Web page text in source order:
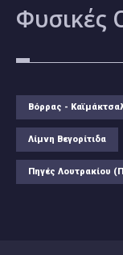
Φυσικές
Βόρρας -
Λίμνη Βεγορίτιδα
Πηγές Λουτρακίου